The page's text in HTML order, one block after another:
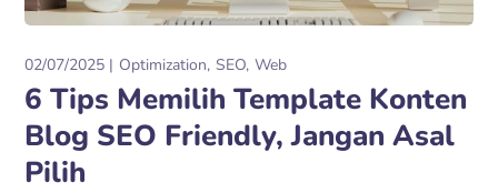
02/07/2025 Optimization SEO Web
6 Tips Memilih Template Konten
Blog SEO Friendly, Jangan Asal
Pilih